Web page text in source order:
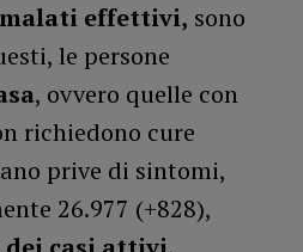
malati effettivi, sono
le persone
, ovvero quelle con
richiedono cure
prive di sintomi,
26.977 (+828),